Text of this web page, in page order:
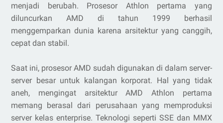
menjadi berubah. Prosesor Athlon pertama yang
diluncurkan AMD di tahun 1999 berhasil
menggemparkan dunia karena arsitektur yang canggih,
cepat dan stabil.
Saat ini, prosesor AMD sudah digunakan di dalam server-
server besar untuk kalangan korporat. Hal yang tidak
aneh, mengingat arsitektur AMD Athlon pertama
memang berasal dari perusahaan yang memproduksi
server kelas enterprise. Teknologi seperti SSE dan MMX